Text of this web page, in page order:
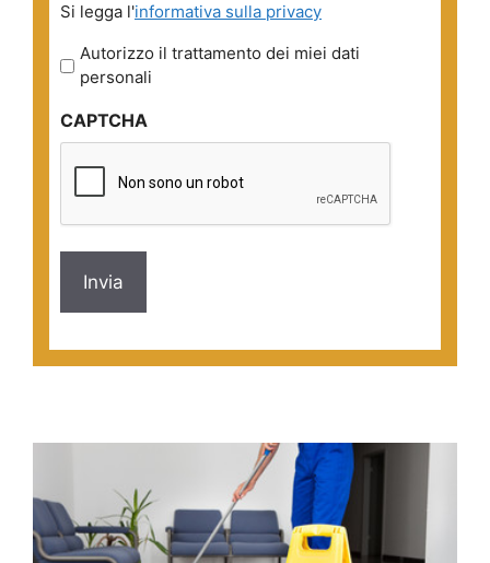
legga
l'informativa
sulla
*
Si legga l'informativa sulla privacy
Autorizzo il trattamento dei miei dati
personali
CAPTCHA